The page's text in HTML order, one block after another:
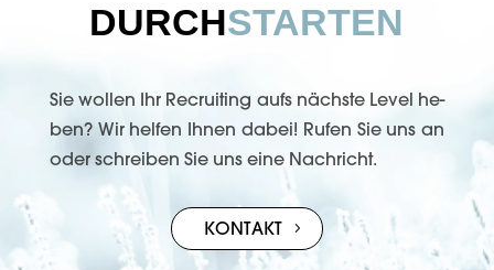
DURCHSTARTEN
Sie wol­len Ihr Re­crui­ting aufs näch­ste Level he­
ben? Wir hel­fen Ih­nen da­bei! Ru­fen Sie uns an
oder schrei­ben Sie uns ei­ne Nach­richt.
KONTAKT